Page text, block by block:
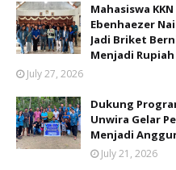
Mahasiswa
Ebenhaezer
Jadi Briket
Menjadi Rupiah
July 27, 2026
Dukung
Unwira Gelar
Menjadi
July 21, 2026